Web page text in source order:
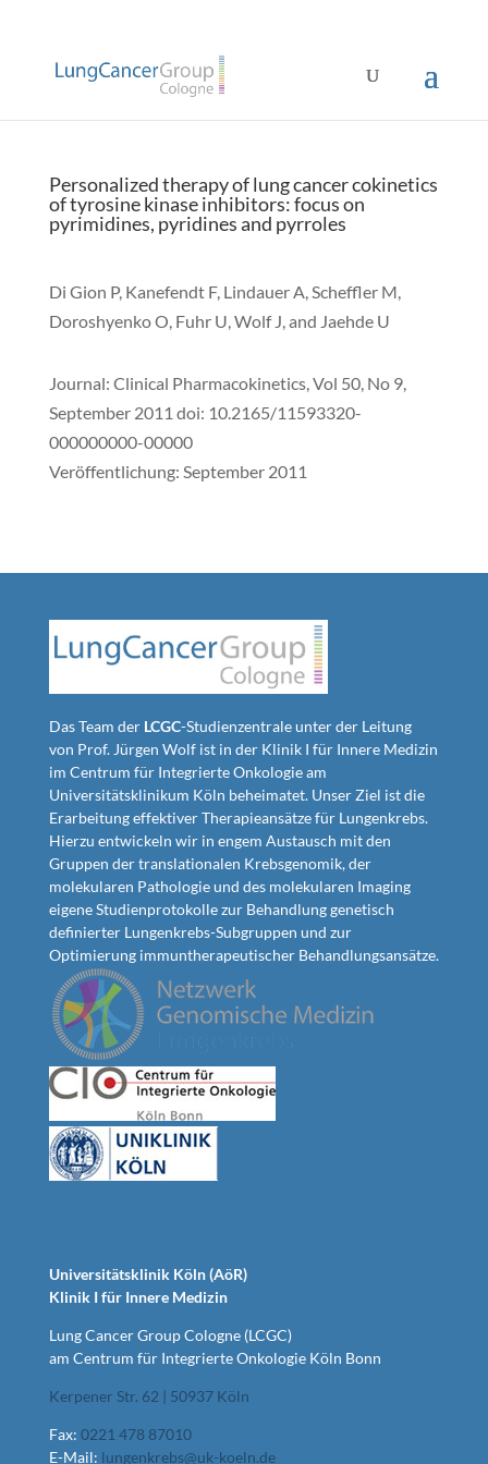
Personalized therapy of lung cancer cokinetics
of tyrosine kinase inhibitors: focus on
pyrimidines, pyridines and pyrroles
Di Gion P, Kanefendt F, Lindauer A, Scheffler M,
Doroshyenko O, Fuhr U, Wolf J, and Jaehde U
Journal: Clinical Pharmacokinetics, Vol 50, No 9,
September 2011 doi: 10.2165/11593320-
000000000-00000
Veröffentlichung: September 2011
Das Team der LCGC-Studienzentrale unter der Leitung
von Prof. Jürgen Wolf ist in der Klinik I für Innere Medizin
im Centrum für Integrierte Onkologie am
Universitätsklinikum Köln beheimatet. Unser Ziel ist die
Erarbeitung effektiver Therapieansätze für Lungenkrebs.
Hierzu entwickeln wir in engem Austausch mit den
Gruppen der translationalen Krebsgenomik, der
molekularen Pathologie und des molekularen Imaging
eigene Studienprotokolle zur Behandlung genetisch
definierter Lungenkrebs-Subgruppen und zur
Optimierung immuntherapeutischer Behandlungsansätze.
Universitätsklinik Köln (AöR)
Klinik I für Innere Medizin
Lung Cancer Group Cologne (LCGC)
am Centrum für Integrierte Onkologie Köln Bonn
Kerpener Str. 62 | 50937 Köln
Fax: 0221 478 87010
E-Mail: lungenkrebs@uk-koeln.de